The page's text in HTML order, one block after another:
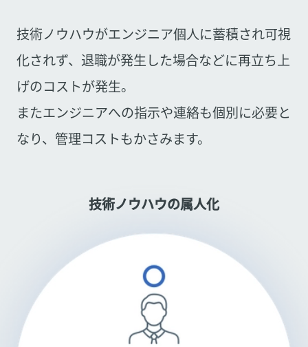
技術ノウハウがエンジニア個人に蓄積され可視
化されず、退職が発生した場合などに再立ち上
げのコストが発生。
またエンジニアへの指示や連絡も個別に必要と
なり、管理コストもかさみます。
技術ノウハウの属人化